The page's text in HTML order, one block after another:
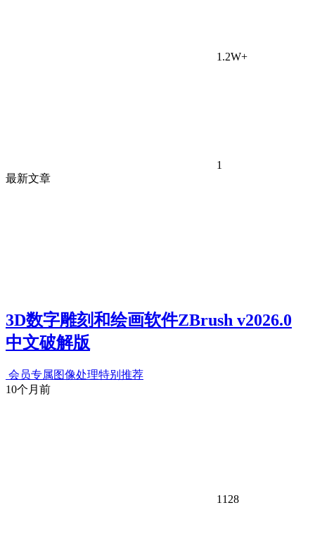
1.2W+
1
最新文章
3D数字雕刻和绘画软件ZBrush v2026.0
中文破解版
会员专属图像处理特别推荐
10个月前
1128